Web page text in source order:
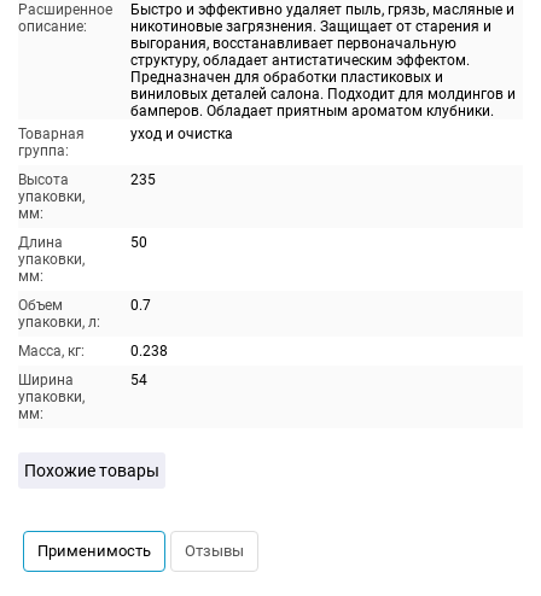
Расширенное
описание:
Быстро и эффективно удаляет пыль, грязь, масляные и
никотиновые загрязнения. Защищает от старения и
выгорания, восстанавливает первоначальную
структуру, обладает антистатическим эффектом.
Предназначен для обработки пластиковых и
виниловых деталей салона. Подходит для молдингов и
бамперов. Обладает приятным ароматом клубники.
Товарная
группа:
уход и очистка
Высота
упаковки,
мм:
235
Длина
упаковки,
мм:
50
Объем
упаковки, л:
0.7
Масса, кг:
0.238
Ширина
упаковки,
мм:
54
Похожие товары
Применимость Отзывы